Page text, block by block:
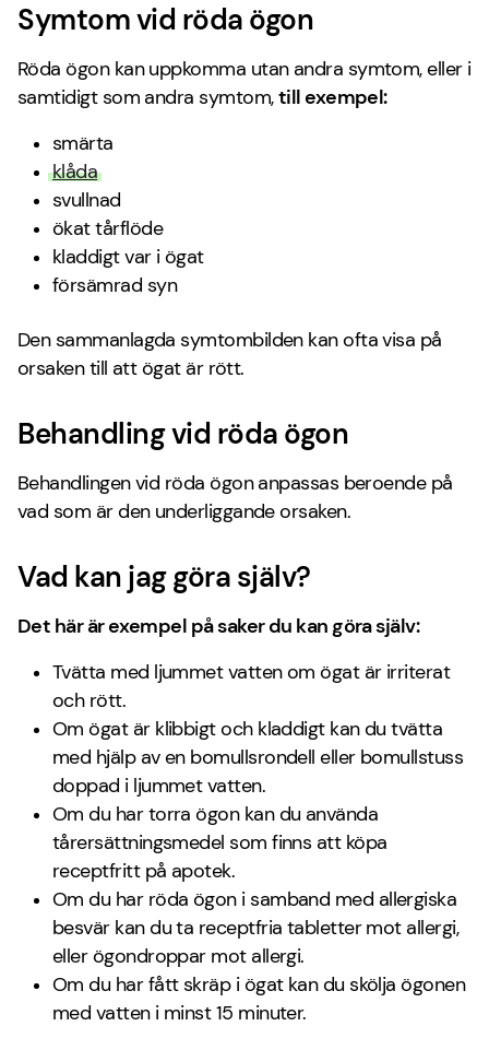
Symtom vid röda ögon
Röda ögon kan uppkomma utan andra symtom, eller i
samtidigt som andra symtom,till exempel:
smärta
klåda
svullnad
ökat tårflöde
kladdigt var i ögat
försämrad syn
Den sammanlagda symtombilden kan ofta visa på
orsaken till att ögat är rött.
Behandling vid röda ögon
Behandlingen vid röda ögon anpassas beroende på
vad som är den underliggande orsaken.
Vad kan jag göra själv?
Det här är exempel på saker du kan göra själv:
Tvätta med ljummet vatten om ögat är irriterat
och rött.
Om ögat är klibbigt och kladdigt kan du tvätta
med hjälp av en bomullsrondell eller bomullstuss
doppad i ljummet vatten.
Om du har torra ögon kan du använda
tårersättningsmedel som finns att köpa
receptfritt på apotek.
Om du har röda ögon i samband med allergiska
besvär kan du ta receptfria tabletter mot allergi,
eller ögondroppar mot allergi.
Om du har fått skräp i ögat kan du skölja ögonen
med vatten i minst 15 minuter.